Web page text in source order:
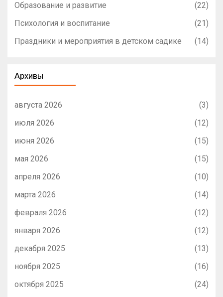
Образование и развитие
(22)
Психология и воспитание
(21)
Праздники и мероприятия в детском садике
(14)
Архивы
августа 2026
(3)
июля 2026
(12)
июня 2026
(15)
мая 2026
(15)
апреля 2026
(10)
марта 2026
(14)
февраля 2026
(12)
января 2026
(12)
декабря 2025
(13)
ноября 2025
(16)
октября 2025
(24)